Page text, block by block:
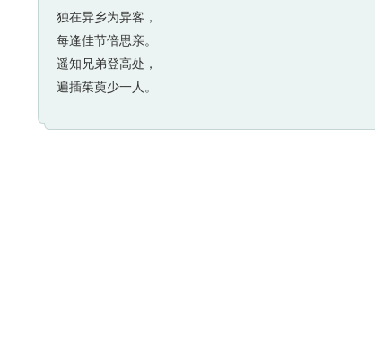
独在异乡为异客，
每逢佳节倍思亲。
遥知兄弟登高处，
遍插茱萸少一人。